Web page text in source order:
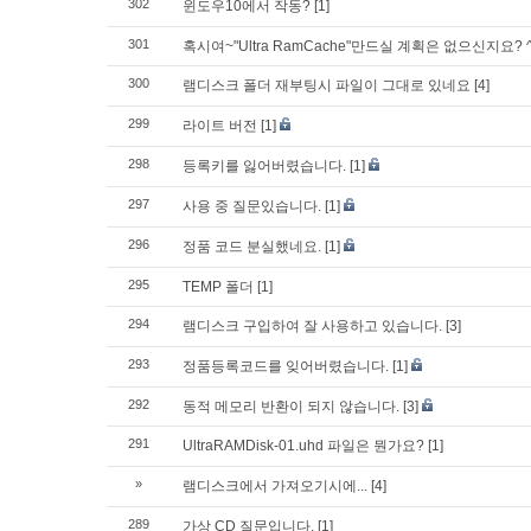
302 윈도우10에서 작동? [1]
301 혹시여~"Ultra RamCache"만드실 계획은 없으신지요?
300 램디스크 폴더 재부팅시 파일이 그대로 있네요 [4]
299 라이트 버전 [1]
298 등록키를 잃어버렸습니다. [1]
297 사용 중 질문있습니다. [1]
296 정품 코드 분실했네요. [1]
295 TEMP 폴더 [1]
294 램디스크 구입하여 잘 사용하고 있습니다. [3]
293 정품등록코드를 잊어버렸습니다. [1]
292 동적 메모리 반환이 되지 않습니다. [3]
291 UltraRAMDisk-01.uhd 파일은 뭔가요? [1]
» 램디스크에서 가져오기시에... [4]
289 가상 CD 질문입니다. [1]